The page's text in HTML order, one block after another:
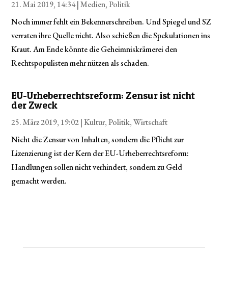
21. Mai 2019, 14:34 |Medien, Politik
Noch immer fehlt ein Bekennerschreiben. Und Spiegel und SZ
verraten ihre Quelle nicht. Also schießen die Spekulationen ins
Kraut. Am Ende könnte die Geheimniskrämerei den
Rechtspopulisten mehr nützen als schaden.
EU-Urheberrechts­reform: Zensur ist nicht
der Zweck
25. März 2019, 19:02 |Kultur, Politik, Wirtschaft
Nicht die Zensur von Inhalten, sondern die Pflicht zur
Lizenzierung ist der Kern der EU-Urheberrechtsreform:
Handlungen sollen nicht verhindert, sondern zu Geld
gemacht werden.